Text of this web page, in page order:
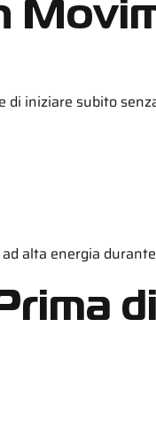
iniziare subito
alta energia